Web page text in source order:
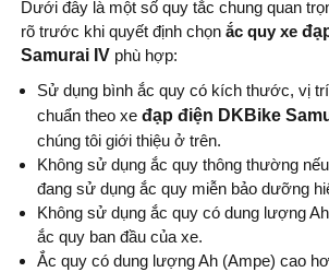
Dưới đây là một số quy tắc chung quan
rõ trước khi quyết định chọn ắc quy xe
Samurai IV phù hợp:
Sử dụng bình ắc quy có kích thước, vị
chuẩn theo xe đạp điện DKBike
chúng tôi giới thiệu ở trên.
Không sử dụng ắc quy thông thường
đang sử dụng ắc quy miễn bảo dưỡng
Không sử dụng ắc quy có dung lượng
ắc quy ban đầu của xe.
Ắc quy có dung lượng Ah (Ampe) cao